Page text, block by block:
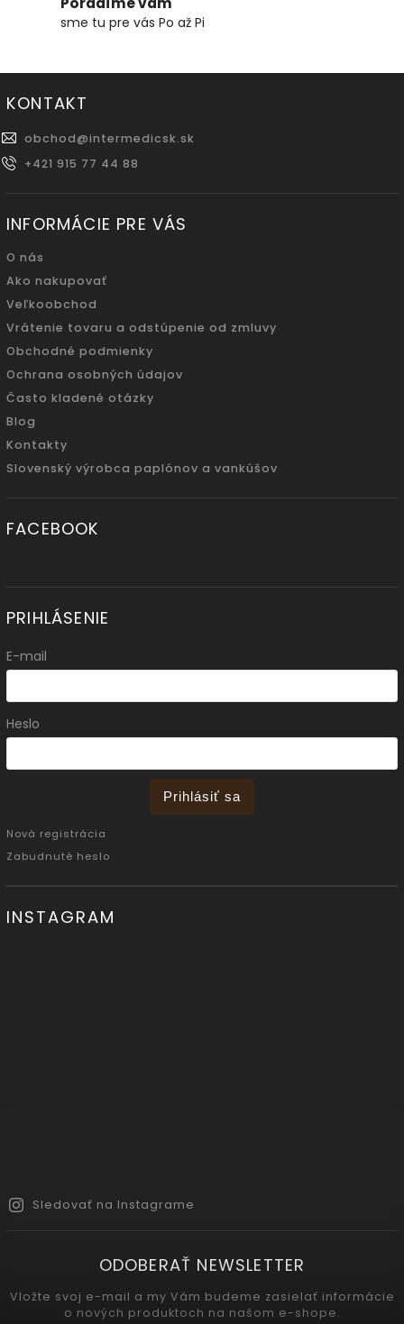
sme tu pre vás Po až Pi
KONTAKT
obchod@intermedicsk.sk
+421 915 77 44 88
INFORMÁCIE PRE VÁS
O nás
Ako nakupovať
Veľkoobchod
Vrátenie tovaru a odstúpenie od zmluvy
Obchodné podmienky
Ochrana osobných údajov
Často kladené otázky
Blog
Kontakty
Slovenský výrobca paplónov a vankúšov
FACEBOOK
PRIHLÁSENIE
E-mail
Heslo
Prihlásiť sa
Nová registrácia
Zabudnuté heslo
INSTAGRAM
Sledovať na Instagrame
ODOBERAŤ NEWSLETTER
Vložte svoj e-mail a my Vám budeme zasielať informácie
o nových produktoch na našom e-shope.